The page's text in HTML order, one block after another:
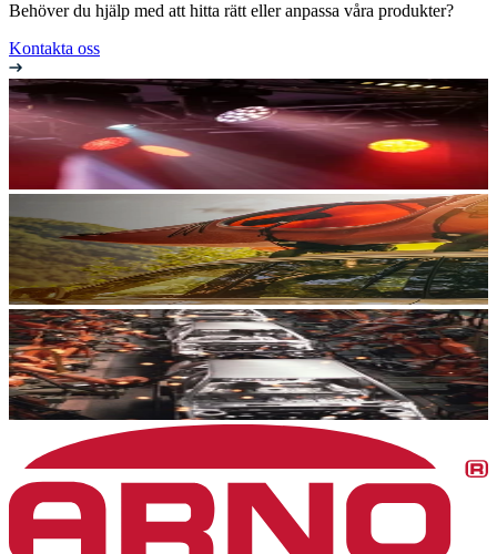
Behöver du hjälp med att hitta rätt eller anpassa våra produkter?
Kontakta oss